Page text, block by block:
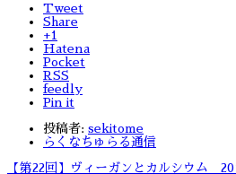
Tweet
Share
+1
Hatena
Pocket
RSS
feedly
Pin it
投稿者: sekitome
らくなちゅらる通信
【第22回】ヴィーガンとカルシウム